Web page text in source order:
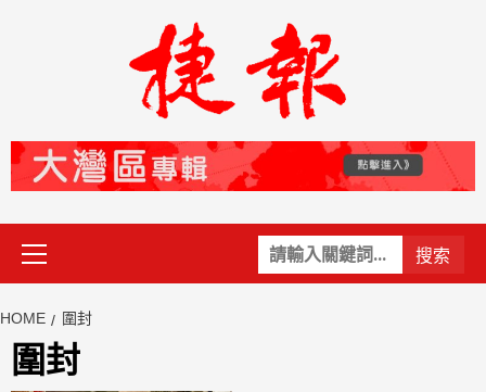
關
鍵
Primary
Menu
HOME 圍封
圍封